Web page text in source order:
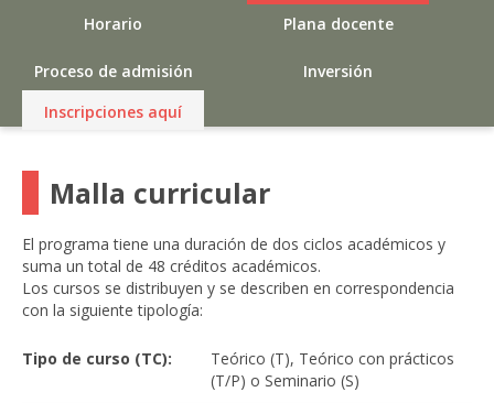
Horario Plana docente
Proceso de admisión
Inversión
Inscripciones aquí
Malla curricular
El programa tiene una duración de dos ciclos académicos y
suma un total de 48 créditos académicos.
Los cursos se distribuyen y se describen en correspondencia
con la siguiente tipología:
Tipo de curso (TC):
Teórico (T), Teórico con prácticos
(T/P) o Seminario (S)